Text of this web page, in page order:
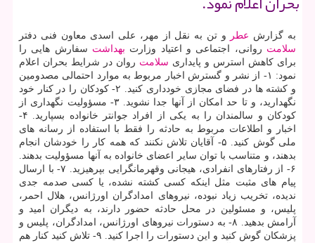
به گزارش عطر
و تن به نقل از مهر، علی اسدی معاون فنی دفتر
سلامت روانی، اجتماعی و اعتیاد وزارت بهداشت سفارش هایی را
برای كاهش استرس و پایداری سلامت روان در شرایط بحران اعلام
نمود: ۱- از نشر و گسترش اخبار مربوط به موارد احتمالی مصدومین
و كشته ها در فضای مجازی خودداری كنید. ۲- كودكان را در كنار خود
نگهدارید، و تا حد امكان از آنها جدا نشوید. ۳- مسؤولیت نگهداری از
كودكان و سالمندان را به یكی از افراد جوانتر خانواده بسپارید. ۴-
اخبار و اطلاعات مربوط به حادثه را فقط با استفاده از رسانه های
ملی گوش كنید. ۵- آقایان تلاش نكنند كه همه كار را خودشان انجام
بدهند، و متناسب با توان سایر اعضای خانواده به آنها مسؤولیت بدهند.
۶- از رفتارهای انفرادی، هیجانی وقهرمانگرایی بپرهیزید. ۷- با ارسال
پیام های مثبت مثل اینكه كسی كشته نشده، یا كسی صدمه جدی
ندیده، تخریب زیاد نبوده، نیروهای امدادگران اورژانس، هلال احمر،
پلیس، و مسئولین در محل حادثه حضور دارند، به دیگران امید و
آرامش بدهید. ۸- به دستورات نیروهای اورژانس، امدادگران، پلیس و
پزشكان گوش كنید و این دستورات را اجرا كنید. ۹- تلاش كنید كنار هم